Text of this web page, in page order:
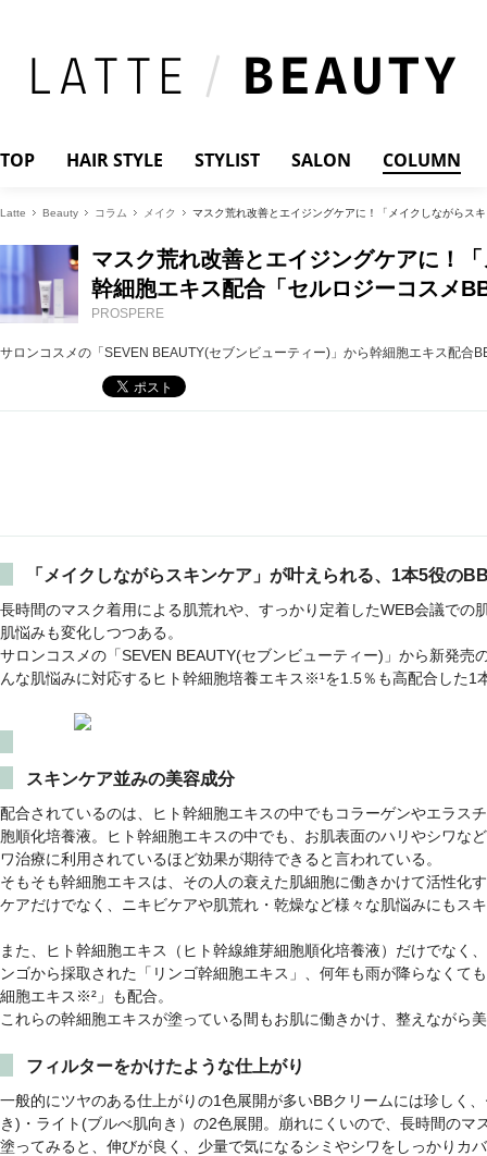
TOP HAIR STYLE STYLIST SALON COLUMN
Latte Beauty コラム メイク マスク荒れ改善とエイジングケアに！「メイクしながらス
マスク荒れ改善とエイジングケアに！
幹細胞エキス配合「セルロジーコスメ
PROSPERE
サロンコスメの「SEVEN BEAUTY(セブンビューティー)」から幹細胞エキス配合
「メイクしながらスキンケア」が叶えられる、1本5役の
長時間のマスク着用による肌荒れや、すっかり定着したWEB会議での
肌悩みも変化しつつある。
サロンコスメの「SEVEN BEAUTY(セブンビューティー)」から新発売
んな肌悩みに対応するヒト幹細胞培養エキス※¹を1.5％も高配合した1
スキンケア並みの美容成分
配合されているのは、ヒト幹細胞エキスの中でもコラーゲンやエラス
胞順化培養液。ヒト幹細胞エキスの中でも、お肌表面のハリやシワな
ワ治療に利用されているほど効果が期待できると言われている。
そもそも幹細胞エキスは、その人の衰えた肌細胞に働きかけて活性化
ケアだけでなく、ニキビケアや肌荒れ・乾燥など様々な肌悩みにもス
また、ヒト幹細胞エキス（ヒト幹線維芽細胞順化培養液）だけでなく
ンゴから採取された「リンゴ幹細胞エキス」、何年も雨が降らなくて
細胞エキス※²」も配合。
これらの幹細胞エキスが塗っている間もお肌に働きかけ、整えながら
フィルターをかけたような仕上がり
一般的にツヤのある仕上がりの1色展開が多いBBクリームには珍しく
き)・ライト(ブルべ肌向き）の2色展開。崩れにくいので、長時間のマ
塗ってみると、伸びが良く、少量で気になるシミやシワをしっかりカ